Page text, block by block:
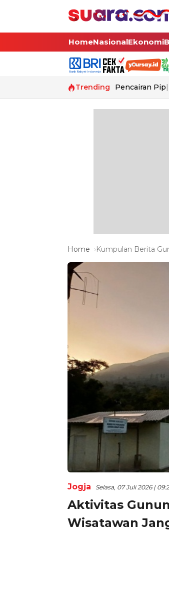
HomeNasionalEkonomi
Trending Pencairan Pip
Home Kumpulan Berita
Jogja Selasa, 07 Juli 2026 |
Aktivitas
Wisatawan